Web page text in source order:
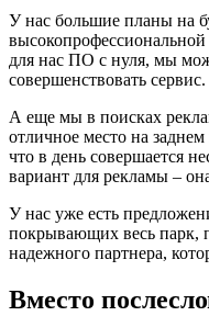
У нас большие планы на
для нас ПО с нуля, мы
совершенствовать сервис.
А еще мы в поисках
отличное место на
что в день совершается
вариант для рекламы –
У нас уже есть
покрывающих весь парк,
надежного партнера,
Вместо